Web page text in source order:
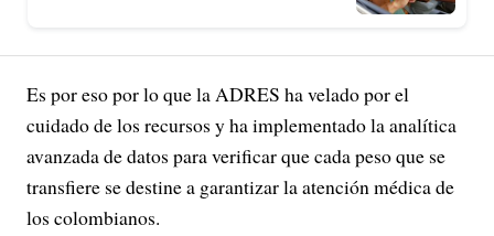
Es por eso por lo que la ADRES ha velado por el
cuidado de los recursos y ha implementado la analítica
avanzada de datos para verificar que cada peso que se
transfiere se destine a garantizar la atención médica de
los colombianos.